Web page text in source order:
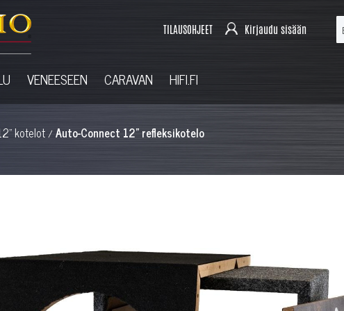
Kirjaudu sisään
TILAUSOHJEET
VENEESEEN CARAVAN HIFI.FI
kotelot/Auto-Connect 12" refleksikotelo